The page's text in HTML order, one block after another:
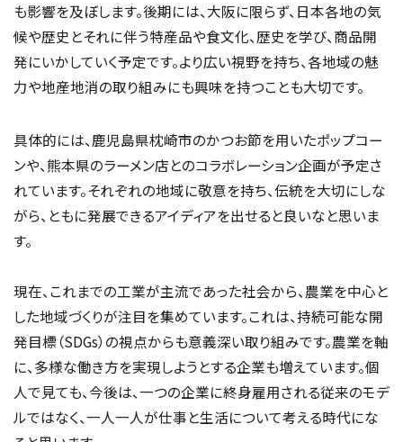
も影響を及ぼします。後期には、大阪に限らず、日本各地の気
候や歴史とそれに伴う特産品や食文化、歴史を学び、商品開
発にいかしていく予定です。より広い視野を持ち、各地域の魅
力や地産地消の取り組みにも興味を持つことも大切です。
具体的には、鹿児島県枕崎市のかつお節を用いたポップコー
ンや、熊本県のラーメン店とのコラボレーション企画が予定さ
れています。それぞれの地域に敬意を持ち、伝統を大切にしな
がら、ともに発展できるアイディアを出せると良いなと思いま
す。
現在、これまでの工業が主流であった社会から、農業を中心と
した地域づくりが注目を集めています。これは、持続可能な開
発目標（SDGs）の視点からも意義深い取り組みです。農業を軸
に、多様な働き方を実現しようとする企業も増えています。個
人で見ても、今後は、一つの企業に終身雇用される従来のモデ
ルではなく、一人一人が仕事と生活について考える時代にな